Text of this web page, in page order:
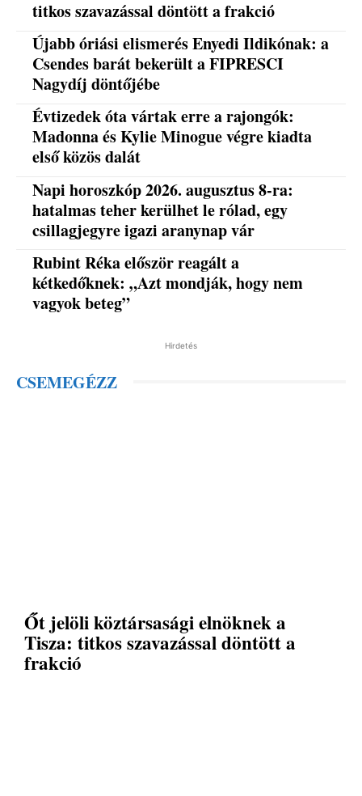
titkos szavazással döntött a frakció
Újabb óriási elismerés Enyedi Ildikónak: a
Csendes barát bekerült a FIPRESCI
Nagydíj döntőjébe
Évtizedek óta vártak erre a rajongók:
Madonna és Kylie Minogue végre kiadta
első közös dalát
Napi horoszkóp 2026. augusztus 8-ra:
hatalmas teher kerülhet le rólad, egy
csillagjegyre igazi aranynap vár
Rubint Réka először reagált a
kétkedőknek: „Azt mondják, hogy nem
vagyok beteg”
Hirdetés
CSEMEGÉZZ
Őt jelöli köztársasági elnöknek a
Tisza: titkos szavazással döntött a
frakció